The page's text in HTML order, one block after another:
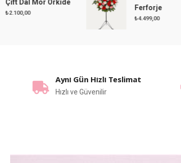
Mor Orkide
Ferforje
4.499,00
Aynı Gün Hızlı Teslimat
Hızlı ve Güvenilir